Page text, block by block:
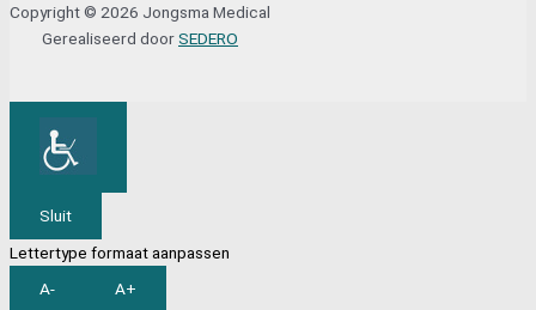
Copyright © 2026 Jongsma Medical
Gerealiseerd doorSEDERO
Sluit
Lettertype formaat aanpassen
A-
A+